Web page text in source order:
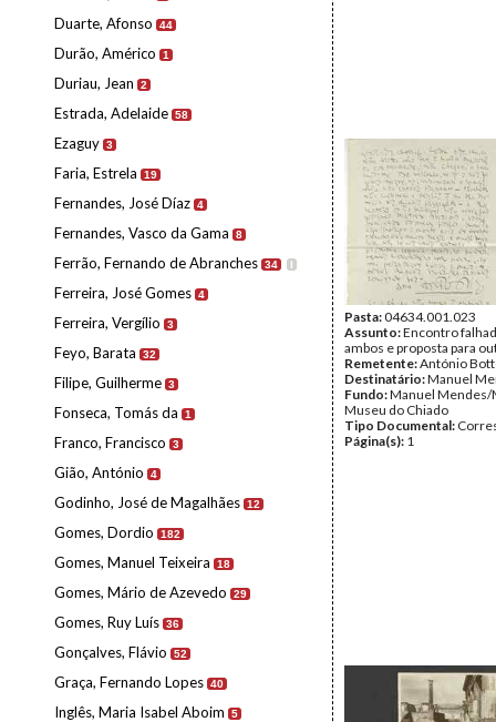
Duarte, Afonso 44
Durão, Américo 1
Duriau, Jean 2
Estrada, Adelaide 58
Ezaguy 3
Faria, Estrela 19
Fernandes, José Díaz 4
Fernandes, Vasco da Gama 8
Ferrão, Fernando de Abranches 34 I
Ferreira, José Gomes 4
Ferreira, Vergílio 3
Feyo, Barata 32
Filipe, Guilherme 3
Fonseca, Tomás da 1
Franco, Francisco 3
Gião, António 4
Godinho, José de Magalhães 12
Gomes, Dordio 182
Gomes, Manuel Teixeira 18
Gomes, Mário de Azevedo 29
Gomes, Ruy Luís 36
Gonçalves, Flávio 52
Graça, Fernando Lopes 40
Inglês, Maria Isabel Aboim 5
Pasta:04634.001.023
Assunto:Encontro
ambos e proposta para
Remetente:António
Destinatário:Manuel
Fundo:Manuel Mendes/
Museu do Chiado
Tipo Documental:
Página(s): 1